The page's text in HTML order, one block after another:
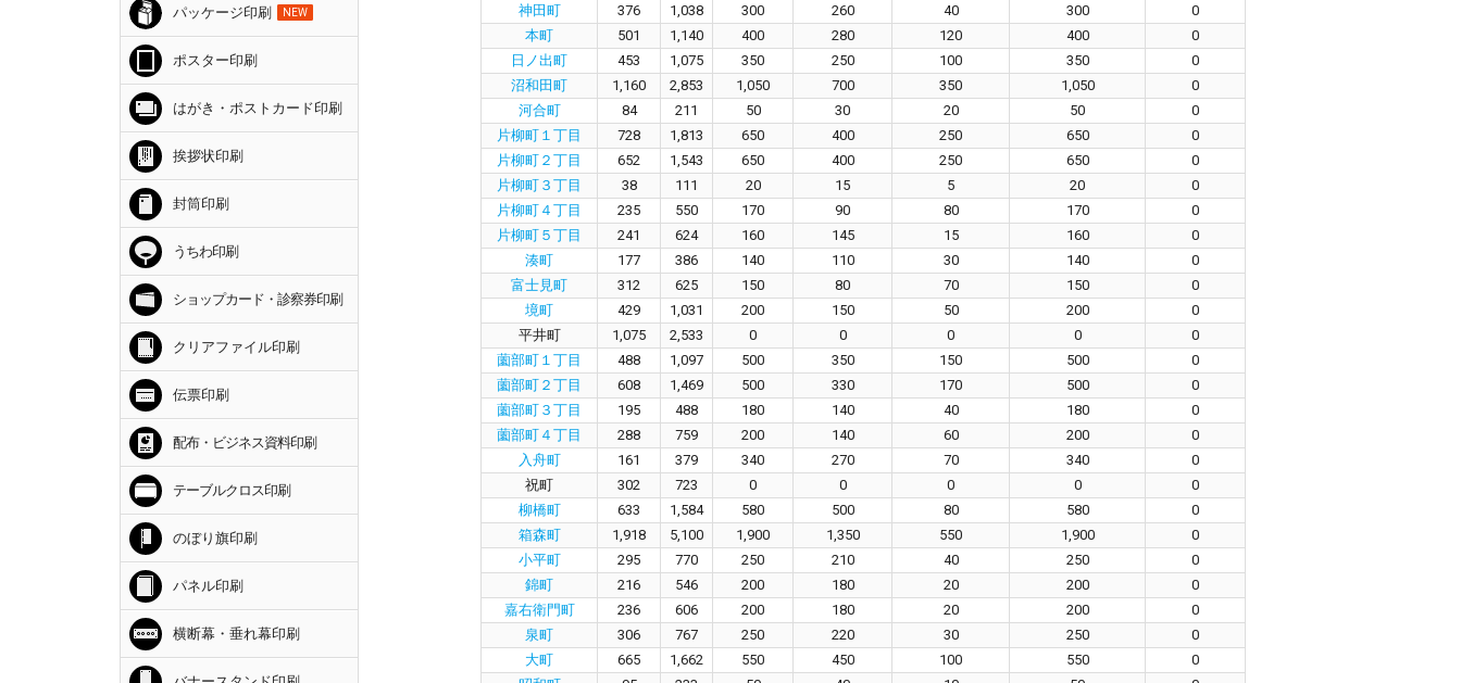
パッケージ印刷 NEW
ポスター印刷
はがき・ポストカード印刷
挨拶状印刷
封筒印刷
うちわ印刷
ショップカード・診察券印刷
クリアファイル印刷
伝票印刷
配布・ビジネス資料印刷
テーブルクロス印刷
のぼり旗印刷
パネル印刷
横断幕・垂れ幕印刷
神田町
376 1,038 300 260 40 300
0
本町
501 1,140 400 280 120 400
0
日ノ出町
453 1,075 350 250 100 350
0
沼和田町
1,160 2,853 1,050 700 350 1,050
0
河合町
84 211 50 30 20 50
0
片柳町１丁目
728 1,813 650 400 250 650
0
片柳町２丁目
652 1,543 650 400 250 650
0
片柳町３丁目
38 111 20 15 5 20
0
片柳町４丁目
235 550 170 90 80 170
0
片柳町５丁目
241 624 160 145 15 160
0
湊町
177 386 140 110 30 140
0
富士見町
312 625 150 80 70 150
0
境町
429 1,031 200 150 50 200
0
平井町
1,075 2,533 0 0 0 0
0
薗部町１丁目
488 1,097 500 350 150 500
0
薗部町２丁目
608 1,469 500 330 170 500
0
薗部町３丁目
195 488 180 140 40 180
0
薗部町４丁目
288 759 200 140 60 200
0
入舟町
161 379 340 270 70 340
0
祝町
302 723 0 0 0 0
0
柳橋町
633 1,584 580 500 80 580
0
箱森町
1,918 5,100 1,900 1,350 550 1,900
0
小平町
295 770 250 210 40 250
0
錦町
216 546 200 180 20 200
0
嘉右衛門町
236 606 200 180 20 200
0
泉町
306 767 250 220 30 250
0
大町
665 1,662 550 450 100 550
0